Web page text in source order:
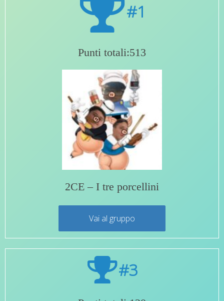
#1
Punti totali:513
2CE – I tre porcellini
Vai al gruppo
#3